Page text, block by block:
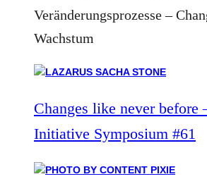
Veränderungsprozesse –
Wachstum
Changes like never before
Initiative Symposium #61